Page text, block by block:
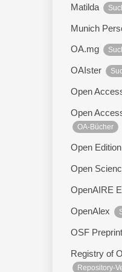
Matilda
Munich
OA.mg
OAIster
Open
Open
OA-Bücher
Open Edition
Open
OpenAIRE
OpenAlex
OSF
Registry of
Repository-